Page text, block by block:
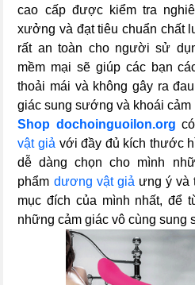
cao cấp được kiểm tra
xưởng và đạt tiêu chuẩn chất
rất an toàn cho người sử
mềm mại sẽ giúp các bạn
thoải mái và không gây ra
giác sung sướng và khoái cảm
Shop dochoinguoilon.org
vật giả với đầy đủ kích thước
dễ dàng chọn cho mình
phẩm dương vật giả ưng ý và
mục đích của mình nhất, để
những cảm giác vô cùng sung